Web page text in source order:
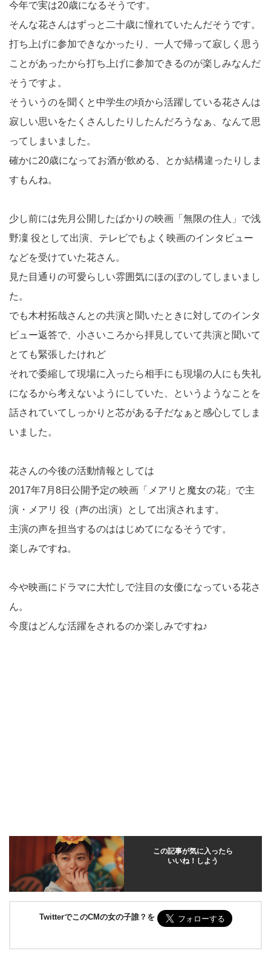
今年で実は20歳になるそうです。
そんな花さんはずっと二十歳に憧れていたんだそうです。
打ち上げに参加できなかったり、一人で帰って寂しく思う
ことがあったから打ち上げに参加できるのが楽しみなんだ
そうですよ。
そういうのを聞くと中学生の頃から活躍している花さんは
寂しい思いをたくさんしたりしたんだろうなぁ、なんて思
ってしまいました。
確かに20歳になってお酒が飲める、とか結構違ったりしま
すもんね。
少し前には先月公開したばかりの映画「無限の住人」で浅
野凜 役として出演、テレビでもよく映画のインタビュー
などを受けていた花さん。
見た目通りの可愛らしい雰囲気にほのぼのしてしまいまし
た。
でも木村拓哉さんとの共演と聞いたときに対してのインタ
ビュー返答で、小さいころから拝見していて共演と聞いて
とても緊張したけれど
それで委縮して現場に入ったら相手にも現場の人にも失礼
になるから考えないようにしていた、というようなことを
話されていてしっかりと芯がある子だなぁと感心してしま
いました。
花さんの今後の活動情報としては
2017年7月8日公開予定の映画「メアリと魔女の花」で主
演・メアリ 役（声の出演）として出演されます。
主演の声を担当するのははじめてになるそうです。
楽しみですね。
今や映画にドラマに大忙しで注目の女優になっている花さ
ん。
今度はどんな活躍をされるのか楽しみですね♪
この記事が気に入ったら
いいね！しよう
TwitterでこのCMの女の子誰？を